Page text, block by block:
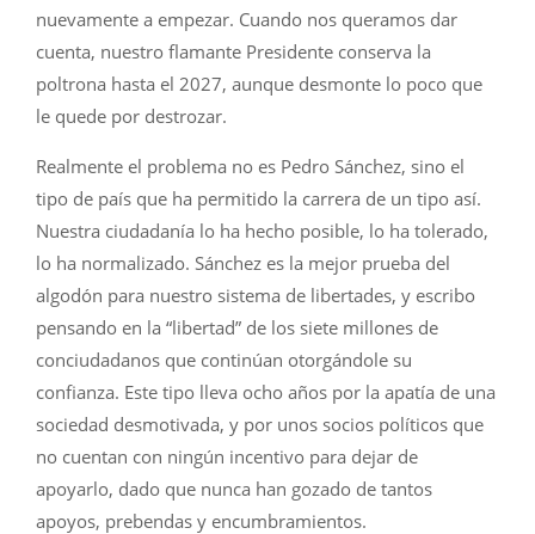
nuevamente a empezar. Cuando nos queramos dar
cuenta, nuestro flamante Presidente conserva la
poltrona hasta el 2027, aunque desmonte lo poco que
le quede por destrozar.
Realmente el problema no es Pedro Sánchez, sino el
tipo de país que ha permitido la carrera de un tipo así.
Nuestra ciudadanía lo ha hecho posible, lo ha tolerado,
lo ha normalizado. Sánchez es la mejor prueba del
algodón para nuestro sistema de libertades, y escribo
pensando en la “libertad” de los siete millones de
conciudadanos que continúan otorgándole su
confianza. Este tipo lleva ocho años por la apatía de una
sociedad desmotivada, y por unos socios políticos que
no cuentan con ningún incentivo para dejar de
apoyarlo, dado que nunca han gozado de tantos
apoyos, prebendas y encumbramientos.